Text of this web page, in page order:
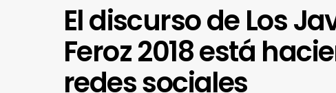
El discurso de Los
Feroz 2018 está
redes sociales